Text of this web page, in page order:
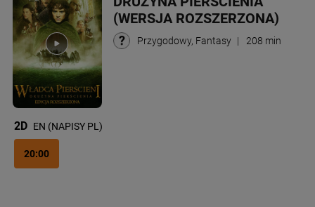
(WERSJA ROZSZERZONA)
Przygodowy, Fantasy | 208 min
2D EN (NAPISY PL)
20:00